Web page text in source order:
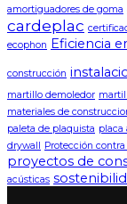
amortiguadores de goma
cardeplac
ecophon Eficiencia
construcción
martillo demoledor
materiales de
paleta de plaquista placa
drywall Protección
proyectos de
acústicas